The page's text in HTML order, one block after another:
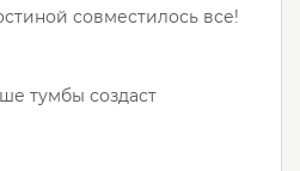
совместилось все!
тумбы создаст